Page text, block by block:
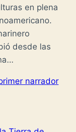
en plena
desde las
narrador